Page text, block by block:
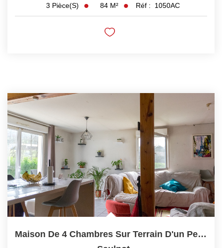
3 Pièce(s) 84 M² Réf : 1050AC
Maison De 4 Chambres Sur Terrain D'un Peu Plus De 13 Ares